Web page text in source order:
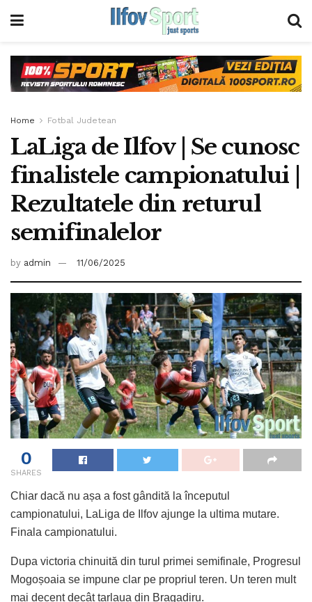
Home Fotbal Judetean
LaLiga de Ilfov | Se cunosc
finalistele campionatului |
Rezultatele din returul
semifinalelor
by admin 11/06/2025
0
SHARES
Chiar dacă nu așa a fost gândită la începutul
campionatului, LaLiga de Ilfov ajunge la ultima mutare.
Finala campionatului.
Dupa victoria chinuită din turul primei semifinale, Progresul
Mogoșoaia se impune clar pe propriul teren. Un teren mult
mai decent decât tarlaua din Bragadiru.